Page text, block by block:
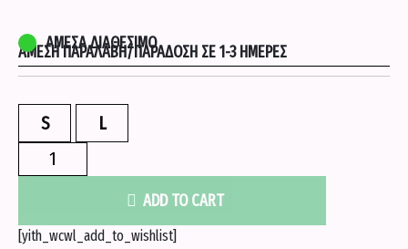
ΆΜΕΣΗ ΠΑΡΑΛΑΒΉ/ΠΑΡΆΔΟΣΗ ΣΕ 1-3 ΗΜΈΡΕΣ
ΆΜΕΣΑ ΔΙΑΘΈΣΙΜΟ
S L
σετ
κρίκους
ADD TO CART
[yith_wcwl_add_to_wishlist]